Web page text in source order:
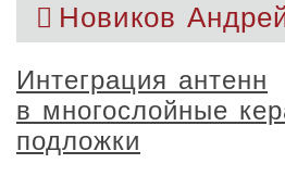
Новиков
Интеграция антенн
в многослойные
подложки